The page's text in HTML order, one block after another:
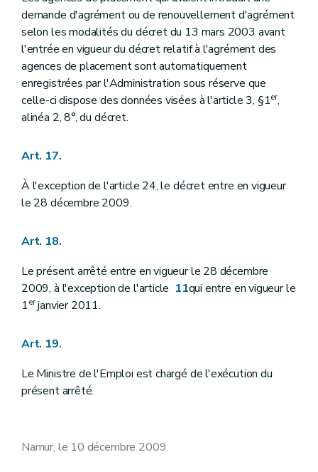
demande d'agrément ou de renouvellement d'agrément
selon les modalités du décret du 13 mars 2003 avant
l'entrée en vigueur du décret relatif à l'agrément des
agences de placement sont automatiquement
enregistrées par l'Administration sous réserve que
celle-ci dispose des données visées à l'article 3, §1er,
alinéa 2, 8°, du décret.
Art. 17.
À l'exception de l'article 24, le décret entre en vigueur
le 28 décembre 2009.
Art. 18.
Le présent arrêté entre en vigueur le 28 décembre
2009, à l'exception de l'article 11qui entre en vigueur le
1erjanvier 2011.
Art. 19.
Le Ministre de l'Emploi est chargé de l'exécution du
présent arrêté.
Namur, le 10 décembre 2009.